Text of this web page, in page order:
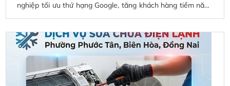
nghiệp tối ưu thứ hạng Google, tăng khách hàng tiềm năng
web và chăm sóc website chuyên nghiệp, phù hợp cho cửa
hàng điện máy, điện lạnh và doanh nghiệp địa phương.